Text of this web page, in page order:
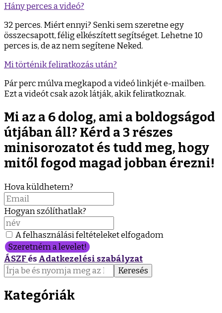
Hány perces a videó?
32 perces. Miért ennyi? Senki sem szeretne egy
összecsapott, félig elkészített segítséget. Lehetne 10
perces is, de az nem segítene Neked.
Mi történik feliratkozás után?
Pár perc múlva megkapod a videó linkjét e-mailben.
Ezt a videót csak azok látják, akik feliratkoznak.
Mi az a 6 dolog, ami a boldogságod
útjában áll? Kérd a 3 részes
minisorozatot és tudd meg, hogy
mitől fogod magad jobban érezni!
Hova küldhetem?
Hogyan szólíthatlak?
A felhasználási feltételeket elfogadom
Szeretném a levelet!
ÁSZFés Adatkezelési szabályzat
Keresés:
Kategóriák